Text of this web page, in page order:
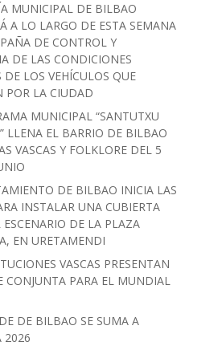
MUNICIPAL DE BILBAO
A LO LARGO DE ESTA SEMANA
DE CONTROL Y
DE LAS CONDICIONES
DE LOS VEHÍCULOS QUE
POR LA CIUDAD
MUNICIPAL “SANTUTXU
LLENA EL BARRIO DE BILBAO
VASCAS Y FOLKLORE DEL 5
DE BILBAO INICIA LAS
INSTALAR UNA CUBIERTA
ESCENARIO DE LA PLAZA
EN URETAMENDI
VASCAS PRESENTAN
CONJUNTA PARA EL MUNDIAL
DE BILBAO SE SUMA A
2026